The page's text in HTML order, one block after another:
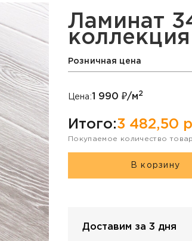
Ламинат
Розничная цена
Цена:1 990 ₽/м2
Итого:3 482,50
Покупаемое количество
В корзину
Доставим за 3 дня